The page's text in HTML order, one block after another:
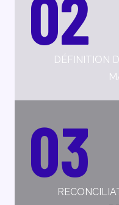
02
DÉFINITION
03